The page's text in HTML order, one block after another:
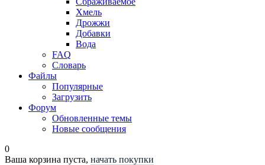
Хмель
Дрожжи
Добавки
Вода
FAQ
Словарь
Файлы
Популярные
Загрузить
Форум
Обновленные темы
Новые сообщения
0
Ваша корзина пуста, начать покупки